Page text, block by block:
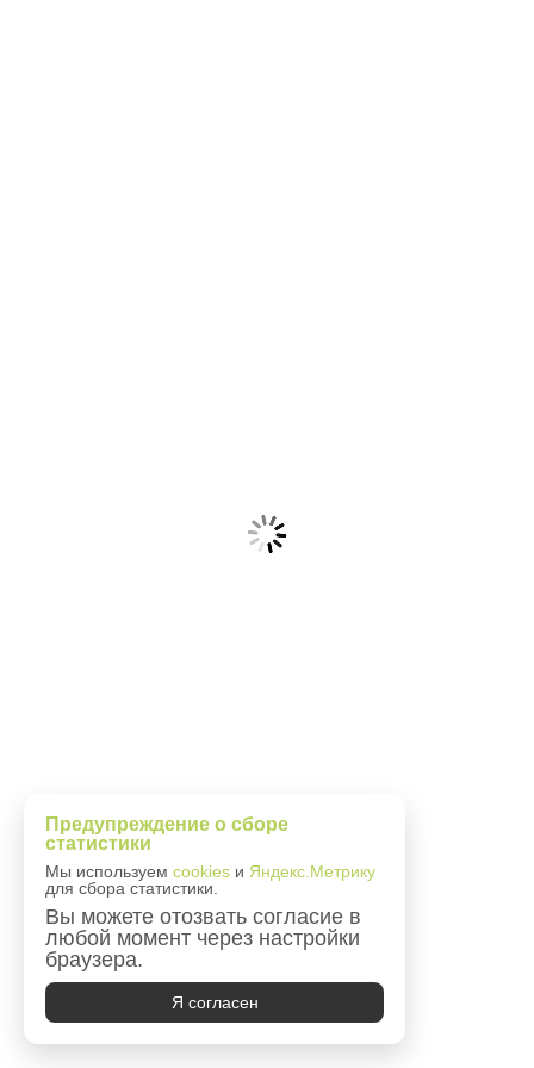
Предупреждение о сборе
статистики
Мы используем cookies и Яндекс.Метрику
для сбора статистики.
Вы можете отозвать согласие в
любой момент через настройки
браузера.
Я согласен